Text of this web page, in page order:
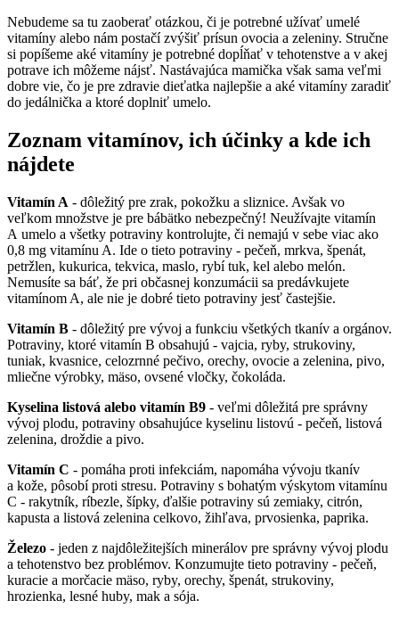
Nebudeme sa tu zaoberať otázkou, či je potrebné užívať umelé
vitamíny alebo nám postačí zvýšiť prísun ovocia a zeleniny. Stručne
si popíšeme aké vitamíny je potrebné dopĺňať v tehotenstve a v akej
potrave ich môžeme nájsť. Nastávajúca mamička však sama veľmi
dobre vie, čo je pre zdravie dieťatka najlepšie a aké vitamíny zaradiť
do jedálnička a ktoré doplniť umelo.
Zoznam vitamínov, ich účinky a kde ich
nájdete
Vitamín A - dôležitý pre zrak, pokožku a sliznice. Avšak vo
veľkom množstve je pre bábätko nebezpečný! Neužívajte vitamín
A umelo a všetky potraviny kontrolujte, či nemajú v sebe viac ako
0,8 mg vitamínu A. Ide o tieto potraviny - pečeň, mrkva, špenát,
petržlen, kukurica, tekvica, maslo, rybí tuk, kel alebo melón.
Nemusíte sa báť, že pri občasnej konzumácii sa predávkujete
vitamínom A, ale nie je dobré tieto potraviny jesť častejšie.
Vitamín B - dôležitý pre vývoj a funkciu všetkých tkanív a orgánov.
Potraviny, ktoré vitamín B obsahujú - vajcia, ryby, strukoviny,
tuniak, kvasnice, celozrnné pečivo, orechy, ovocie a zelenina, pivo,
mliečne výrobky, mäso, ovsené vločky, čokoláda.
Kyselina listová alebo vitamín B9 - veľmi dôležitá pre správny
vývoj plodu, potraviny obsahujúce kyselinu listovú - pečeň, listová
zelenina, droždie a pivo.
Vitamín C - pomáha proti infekciám, napomáha vývoju tkanív
a kože, pôsobí proti stresu. Potraviny s bohatým výskytom vitamínu
C - rakytník, ríbezle, šípky, ďalšie potraviny sú zemiaky, citrón,
kapusta a listová zelenina celkovo, žihľava, prvosienka, paprika.
Železo - jeden z najdôležitejších minerálov pre správny vývoj plodu
a tehotenstvo bez problémov. Konzumujte tieto potraviny - pečeň,
kuracie a morčacie mäso, ryby, orechy, špenát, strukoviny,
hrozienka, lesné huby, mak a sója.